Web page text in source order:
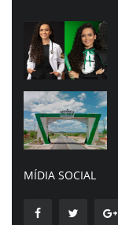
MÍDIA SOCIAL